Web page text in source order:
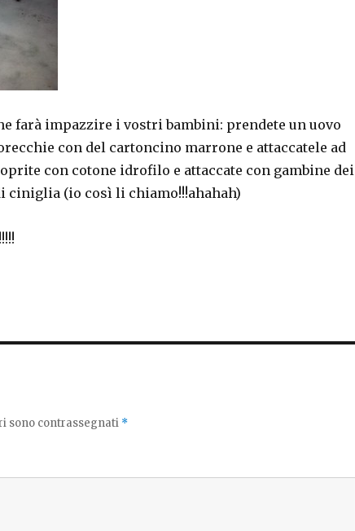
farà impazzire i vostri bambini: prendete un uovo
con del cartoncino marrone e attaccatele ad
con cotone idrofilo e attaccate con gambine dei
ciniglia (io così li chiamo!!!ahahah)
sono contrassegnati *